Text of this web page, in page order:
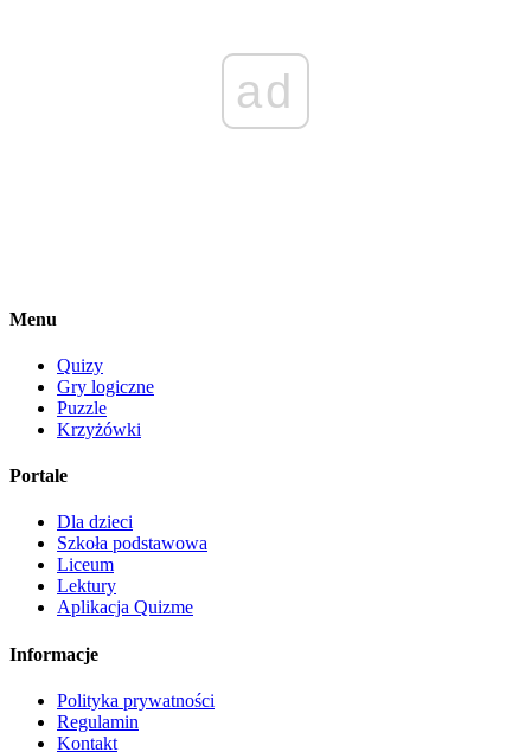
ad
Menu
Quizy
Gry logiczne
Puzzle
Krzyżówki
Portale
Dla dzieci
Szkoła podstawowa
Liceum
Lektury
Aplikacja Quizme
Informacje
Polityka prywatności
Regulamin
Kontakt